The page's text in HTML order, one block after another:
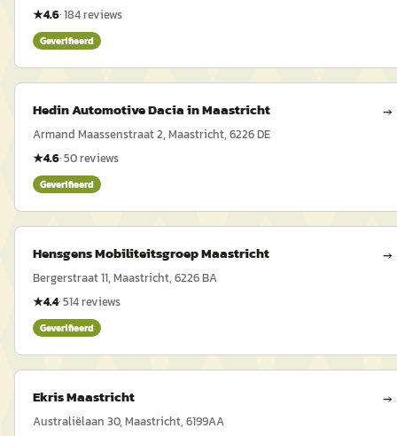
★4.6·184reviews
Geverifieerd
Hedin Automotive Dacia in Maastricht →
Armand Maassenstraat 2, Maastricht, 6226 DE
★4.6·50reviews
Geverifieerd
Hensgens Mobiliteitsgroep Maastricht →
Bergerstraat 11, Maastricht, 6226 BA
★4.4·514reviews
Geverifieerd
Ekris Maastricht →
Australiëlaan 30, Maastricht, 6199AA